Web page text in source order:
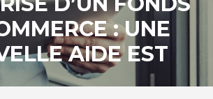
: UNE
AIDE EST
EN PLACE !